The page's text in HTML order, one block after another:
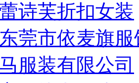
诗芙折扣女装
莞市依麦旗
服装有限公司